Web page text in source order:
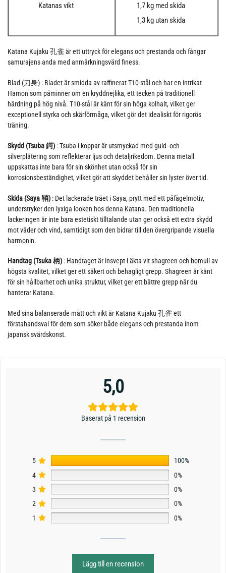
Katanas vikt
1,7 kg med skida
1,3 kg utan skida
Katana Kujaku 孔雀 är ett uttryck för elegans och prestanda och fångar
samurajens anda med anmärkningsvärd finess.
Blad (刀身) : Bladet är smidda av raffinerat T10-stål och har en intrikat
Hamon som påminner om en kryddnejlika, ett tecken på traditionell
härdning på hög nivå. T10-stål är känt för sin höga kolhalt, vilket ger
exceptionell styrka och skärförmåga, vilket gör det idealiskt för rigorös
träning.
Skydd (Tsuba 鍔) : Tsuba i koppar är utsmyckad med guld- och
silverplätering som reflekterar ljus och detaljrikedom. Denna metall
uppskattas inte bara för sin skönhet utan också för sin
korrosionsbeständighet, vilket gör att skyddet behåller sin lyster över tid.
Skida (Saya 鞘) : Det lackerade träet i Saya, prytt med ett påfågelmotiv,
understryker den lyxiga looken hos denna Katana. Den traditionella
lackeringen är inte bara estetiskt tilltalande utan ger också ett extra skydd
mot väder och vind, samtidigt som den bidrar till den övergripande visuella
harmonin.
Handtag (Tsuka 柄) : Handtaget är insvept i äkta vit shagreen och bomull av
högsta kvalitet, vilket ger ett säkert och behagligt grepp. Shagreen är känt
för sin hållbarhet och unika struktur, vilket ger ett bättre grepp när du
hanterar Katana.
Med sina balanserade mått och vikt är Katana Kujaku 孔雀 ett
förstahandsval för dem som söker både elegans och prestanda inom
japansk svärdskonst.
5,0
Baserat på 1 recension
5
100%
4
0%
3
0%
2
0%
1
0%
Lägg till en recension